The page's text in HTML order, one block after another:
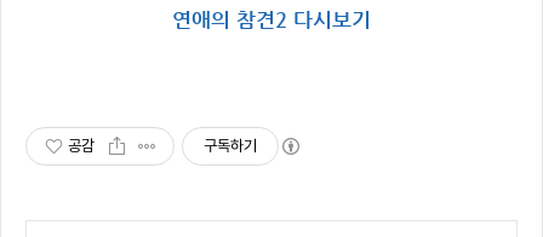
연애의 참견2 다시보기
공감 구독하기